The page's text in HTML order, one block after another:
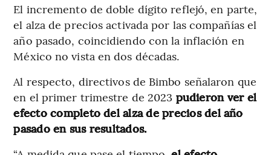
El incremento de doble dígito reflejó, en parte,
el alza de precios activada por las compañías el
año pasado, coincidiendo con la inflación en
México no vista en dos décadas.
Al respecto, directivos de Bimbo señalaron que
en el primer trimestre de 2023 pudieron ver el
efecto completo del alza de precios del año
pasado en sus resultados.